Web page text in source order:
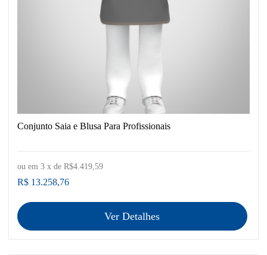
Conjunto Saia e Blusa Para Profissionais
R$ 13.258,76
ou em 3 x de R$4.419,59
Ver Detalhes